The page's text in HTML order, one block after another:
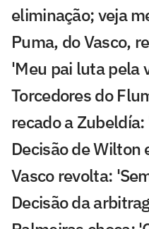
eliminação; veja
Puma, do Vasco,
'Meu pai luta pela
Torcedores do
recado a
Decisão de
Vasco revolta:
Decisão da